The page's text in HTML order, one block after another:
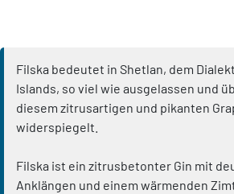
Filska bedeutet in Shetlan, dem
Islands, so viel wie ausgelassen und
diesem zitrusartigen und pikanten
widerspiegelt.
Filska ist ein zitrusbetonter Gin mit
Anklängen und einem wärmenden